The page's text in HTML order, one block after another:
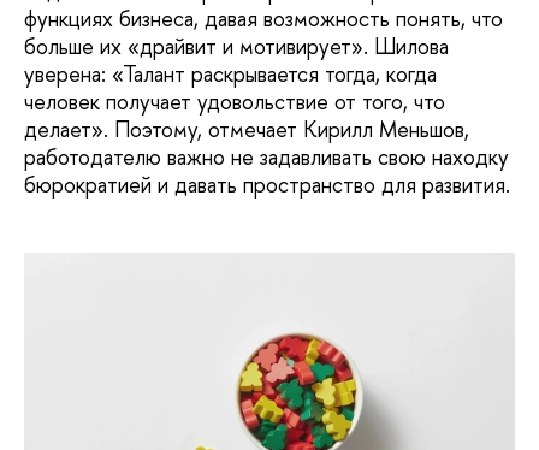
функциях бизнеса, давая возможность понять, что
больше их «драйвит и мотивирует». Шилова
уверена: «Талант раскрывается тогда, когда
человек получает удовольствие от того, что
делает». Поэтому, отмечает Кирилл Меньшов,
работодателю важно не задавливать свою находку
бюрократией и давать пространство для развития.